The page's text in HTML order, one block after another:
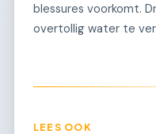
blessures voorkomt.
overtollig water te
LEES OOK